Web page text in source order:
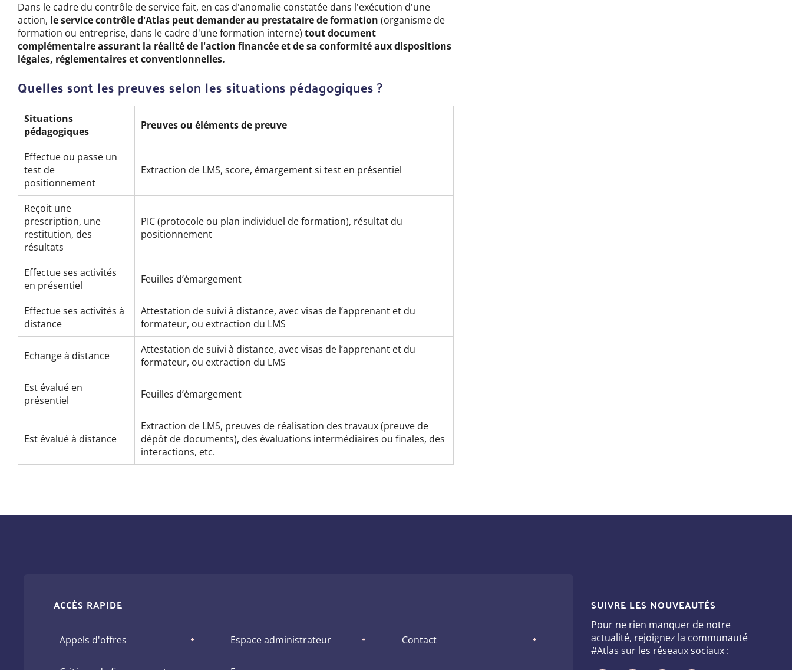
Dans le cadre du contrôle de service fait, en cas d'anomalie constatée dans l'exécution d'une
action, le service contrôle d'Atlas peut demander au prestataire de formation (organisme de
formation ou entreprise, dans le cadre d'une formation interne)tout document
complémentaire assurant la réalité de l'action financée et de sa conformité aux dispositions
légales, réglementaires et conventionnelles.
Quelles sont les preuves selon les situations pédagogiques ?
Situations
pédagogiques
Preuves ou éléments de preuve
Effectue ou passe un
test de
positionnement
Extraction de LMS, score, émargement si test en présentiel
Reçoit une
prescription, une
restitution, des
résultats
PIC (protocole ou plan individuel de formation), résultat du
positionnement
Effectue ses activités
en présentiel
Feuilles d’émargement
Effectue ses activités à
distance
Attestation de suivi à distance, avec visas de l’apprenant et du
formateur, ou extraction du LMS
Echange à distance
Attestation de suivi à distance, avec visas de l’apprenant et du
formateur, ou extraction du LMS
Est évalué en
présentiel
Feuilles d’émargement
Est évalué à distance
Extraction de LMS, preuves de réalisation des travaux (preuve de
dépôt de documents), des évaluations intermédiaires ou finales, des
interactions, etc.
ACCÈS RAPIDE
Appels d'offres Espace administrateur Contact
SUIVRE LES NOUVEAUTÉS
Pour ne rien manquer de notre
actualité, rejoignez la communauté
#Atlas sur les réseaux sociaux :